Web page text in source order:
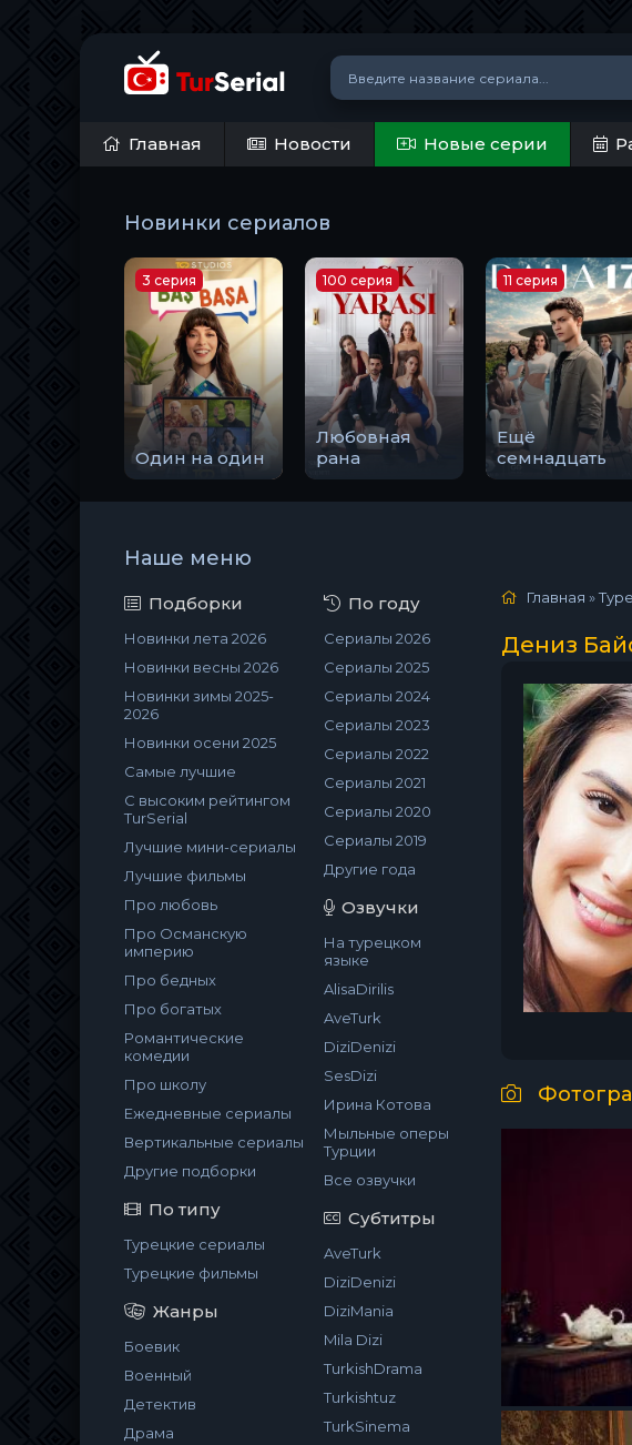
Главная Новости Новые серии
Новинки сериалов
Один на один
3 серия
Любовная
рана
100 серия
Ещё
семнадцать
11 серия
Наше меню
Подборки
Новинки лета 2026
Новинки весны 2026
Новинки зимы 2025-
2026
Новинки осени 2025
Самые лучшие
С высоким рейтингом
TurSerial
Лучшие мини-сериалы
Лучшие фильмы
Про любовь
Про Османскую
империю
Про бедных
Про богатых
Романтические
комедии
Про школу
Ежедневные сериалы
Вертикальные сериалы
Другие подборки
По типу
Турецкие сериалы
Турецкие фильмы
Жанры
Боевик
Военный
Детектив
Драма
По году
Сериалы 2026
Сериалы 2025
Сериалы 2024
Сериалы 2023
Сериалы 2022
Сериалы 2021
Сериалы 2020
Сериалы 2019
Другие года
Озвучки
На турецком
языке
AlisaDirilis
AveTurk
DiziDenizi
SesDizi
Ирина Котова
Мыльные оперы
Турции
Все озвучки
Субтитры
AveTurk
DiziDenizi
DiziMania
Mila Dizi
TurkishDrama
Turkishtuz
TurkSinema
Главная »
Дениз